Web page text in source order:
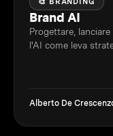
Brand AI
Progettare,
l'AI come leva
Alberto De